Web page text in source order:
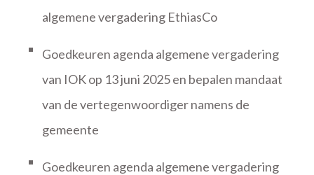
algemene vergadering EthiasCo
Goedkeuren agenda algemene vergadering
van IOK op 13 juni 2025 en bepalen mandaat
van de vertegenwoordiger namens de
gemeente
Goedkeuren agenda algemene vergadering